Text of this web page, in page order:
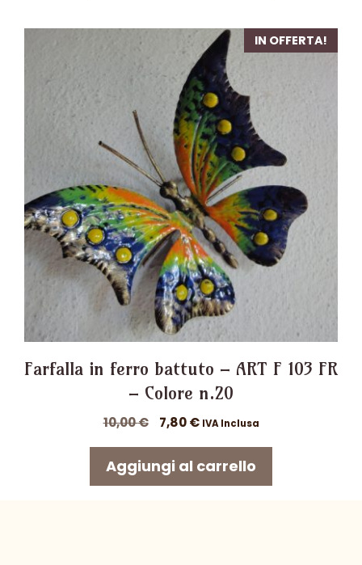
IN OFFERTA!
Farfalla in ferro battuto – ART F 103 FR
– Colore n.20
10,00€
Il
originale
era:
7,80€Il
attuale
IVA Inclusa
Aggiungi al carrello